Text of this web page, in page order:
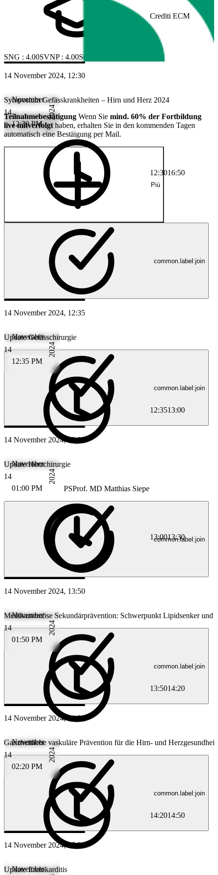
Crediti ECM
SNG : 4.00SVNP: 4.00SGAIM
14 November 2024, 12:30
14
November
12:30 PM
2024
12:3016:50
Symposium Gefässkrankheiten – Hirn und Herz 2024
Teilnahmebestätigung Wenn Sie mind. 60% der Fortbildung
live mitverfolgt haben, erhalten Sie in den kommenden Tagen
automatisch eine Bestäigung per Mail.
Più
common.label:join
14 November 2024, 12:35
14
November
12:35 PM
2024
12:3513:00
Update Gefässchirurgie
common.label:join
14 November 2024, 13:00
14
November
01:00 PM
2024
13:0013:30
Update Herzchirurgie
PSProf. MD Matthias Siepe
common.label:join
14 November 2024, 13:50
14
November
01:50 PM
2024
13:5014:20
Medikamentöse Sekundärprävention: Schwerpunkt Lipidsenker und
common.label:join
14 November 2024, 14:20
14
November
02:20 PM
2024
14:2014:50
Ganzheitliche vaskuläre Prävention für die Hirn- und Herzgesundheit
common.label:join
14 November 2024, 15:20
November
Update Endokarditis